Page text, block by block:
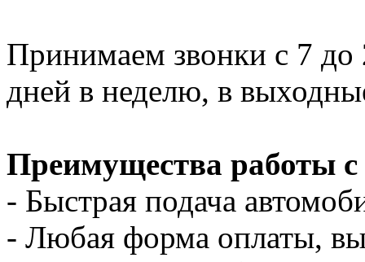
Принимаем звонки с 7 до
дней в неделю, в
Преимущества работы
- Быстрая подача
- Любая форма оплаты,